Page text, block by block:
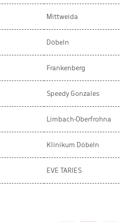
Mittweida
Döbeln
Frankenberg
Speedy Gonzales
Limbach-Oberfrohna
Klinikum Döbeln
EVE TARIES